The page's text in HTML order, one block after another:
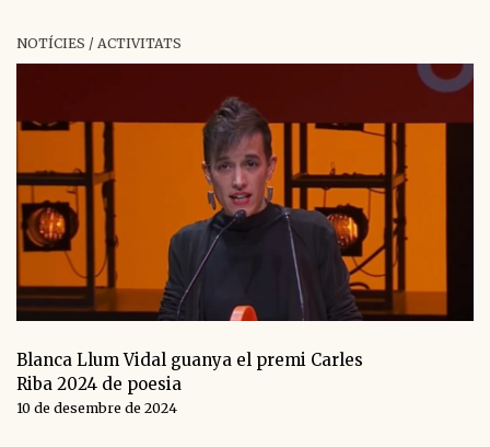
NOTÍCIES / ACTIVITATS
Blanca Llum Vidal guanya el premi Carles
Riba 2024 de poesia
10 de desembre de 2024